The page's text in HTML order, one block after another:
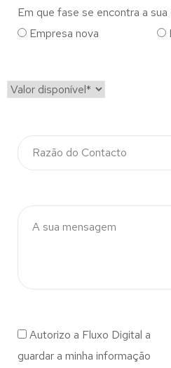
Em que fase se encontra a sua
Empresa nova
Autorizo a Fluxo Digital a
guardar a minha informação